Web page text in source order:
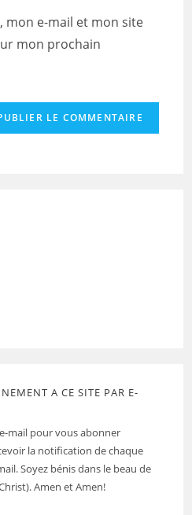
mon e-mail et mon site
mon prochain
A CE SITE PAR E-
mail pour vous abonner
la notification de chaque
Soyez bénis dans le beau de
Amen et Amen!